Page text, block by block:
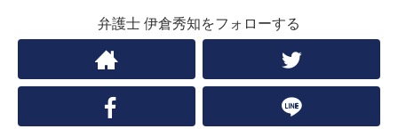
弁護士 伊倉秀知をフォローする